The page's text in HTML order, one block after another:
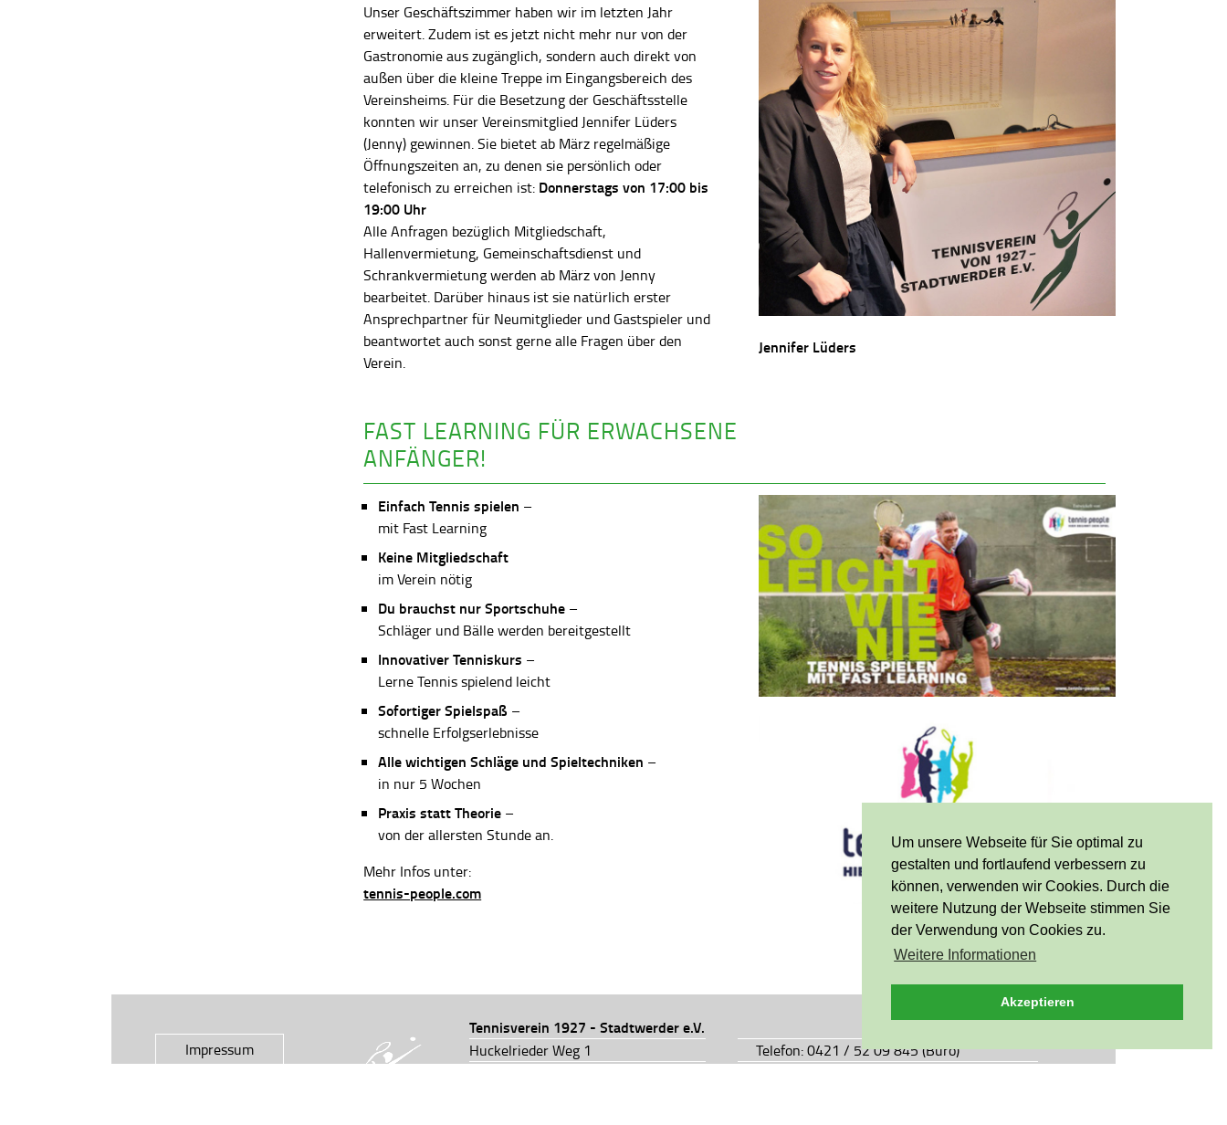
Um unsere Webseite für Sie optimal zu
gestalten und fortlaufend verbessern zu
können, verwenden wir Cookies. Durch die
weitere Nutzung der Webseite stimmen Sie
der Verwendung von Cookies zu.
Weitere Informationen
Akzeptieren
Unser Geschäftszimmer haben wir im letzten Jahr
erweitert. Zudem ist es jetzt nicht mehr nur von der
Gastronomie aus zugänglich, sondern auch direkt von
außen über die kleine Treppe im Eingangsbereich des
Vereinsheims. Für die Besetzung der Geschäftsstelle
konnten wir unser Vereinsmitglied Jennifer Lüders
(Jenny) gewinnen. Sie bietet ab März regelmäßige
Öffnungszeiten an, zu denen sie persönlich oder
telefonisch zu erreichen ist: Donnerstags von 17:00 bis
19:00 Uhr
Alle Anfragen bezüglich Mitgliedschaft,
Hallenvermietung, Gemeinschaftsdienst und
Schrankvermietung werden ab März von Jenny
bearbeitet. Darüber hinaus ist sie natürlich erster
Ansprechpartner für Neumitglieder und Gastspieler und
beantwortet auch sonst gerne alle Fragen über den
Verein.
Jennifer Lüders
FAST LEARNING FÜR ERWACHSENE
ANFÄNGER!
Einfach Tennis spielen –
mit Fast Learning
Keine Mitgliedschaft
im Verein nötig
Du brauchst nur Sportschuhe –
Schläger und Bälle werden bereitgestellt
Innovativer Tenniskurs –
Lerne Tennis spielend leicht
Sofortiger Spielspaß –
schnelle Erfolgserlebnisse
Alle wichtigen Schläge und Spieltechniken –
in nur 5 Wochen
Praxis statt Theorie –
von der allersten Stunde an.
Mehr Infos unter:
tennis-people.com
Impressum
Tennisverein 1927 - Stadtwerder e.V.
Huckelrieder Weg 1
Telefon: 0421 / 52 09 845 (Büro)